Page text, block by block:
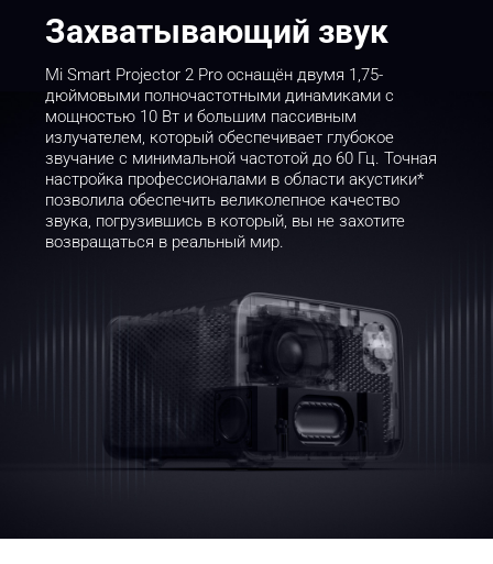
Захватывающий звук
Mi Smart Projector 2 Pro оснащён двумя 1,75-
дюймовыми полночастотными динамиками с
мощностью 10 Вт и большим пассивным
излучателем, который обеспечивает глубокое
звучание с минимальной частотой до 60 Гц. Точная
настройка профессионалами в области акустики*
позволила обеспечить великолепное качество
звука, погрузившись в который, вы не захотите
возвращаться в реальный мир.